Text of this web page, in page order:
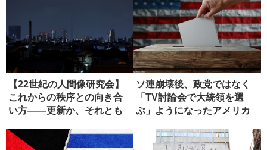
【22世紀の人間像研究会】
これからの秩序との向き合
い方――更新か、それとも
ソ連崩壊後、政党ではなく
「TV討論会で大統領を選
ぶ」ようになったアメリカ